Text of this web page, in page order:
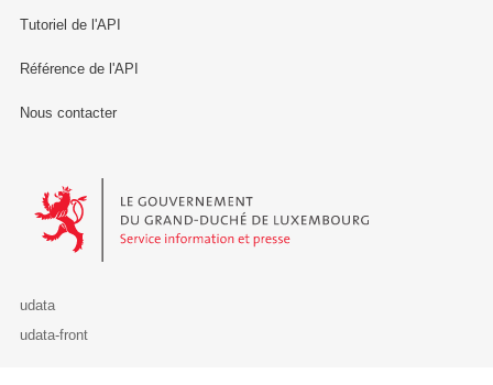
Tutoriel de l'API
Référence de l'API
Nous contacter
Le Gouvernement du Grand-Duché de Luxembourg - Service
udata
udata-front